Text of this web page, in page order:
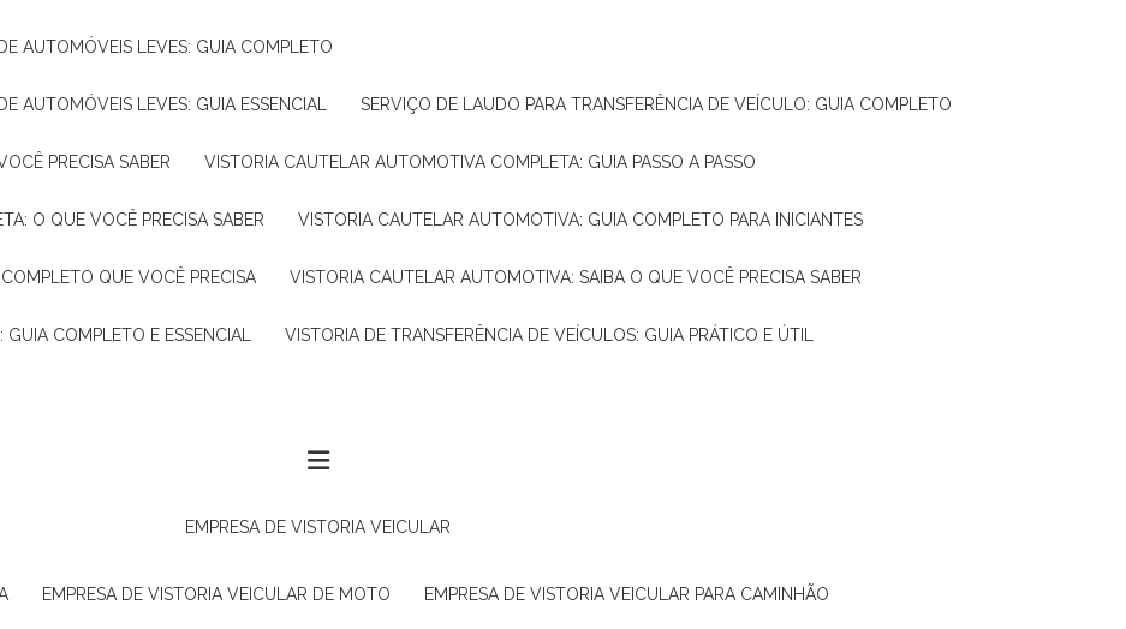
AUTOMÓVEIS LEVES: GUIA COMPLETO
AUTOMÓVEIS LEVES: GUIA ESSENCIAL SERVIÇO DE LAUDO PARA TRANSFERÊNCIA DE VEÍCULO: GUIA COMPLETO
PRECISA SABER VISTORIA CAUTELAR AUTOMOTIVA COMPLETA: GUIA PASSO A PASSO
O QUE VOCÊ PRECISA SABER VISTORIA CAUTELAR AUTOMOTIVA: GUIA COMPLETO PARA INICIANTES
QUE VOCÊ PRECISA VISTORIA CAUTELAR AUTOMOTIVA: SAIBA O QUE VOCÊ PRECISA SABER
COMPLETO E ESSENCIAL VISTORIA DE TRANSFERÊNCIA DE VEÍCULOS: GUIA PRÁTICO E ÚTIL
EMPRESA DE VISTORIA VEICULAR
EMPRESA DE VISTORIA VEICULAR DE MOTO EMPRESA DE VISTORIA VEICULAR PARA CAMINHÃO